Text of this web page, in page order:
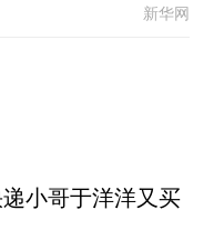
新华网
小哥于洋洋又买